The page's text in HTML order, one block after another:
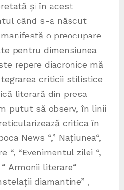
și în acest
când s-a născut
o preocupare
pentru dimensiunea
repere diacronice mă
criticii stilistice
literară din presa
putut să observ, în linii
critica în
News “,” Națiunea“,
“, “Evenimentul zilei “,
Armonii literare“
diamantine” ,